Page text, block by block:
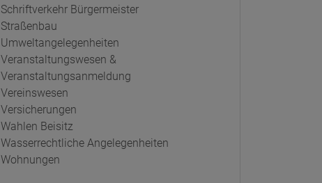
Schriftverkehr Bürgermeister
Straßenbau
Umweltangelegenheiten
Veranstaltungswesen &
Veranstaltungsanmeldung
Vereinswesen
Versicherungen
Wahlen Beisitz
Wasserrechtliche Angelegenheiten
Wohnungen